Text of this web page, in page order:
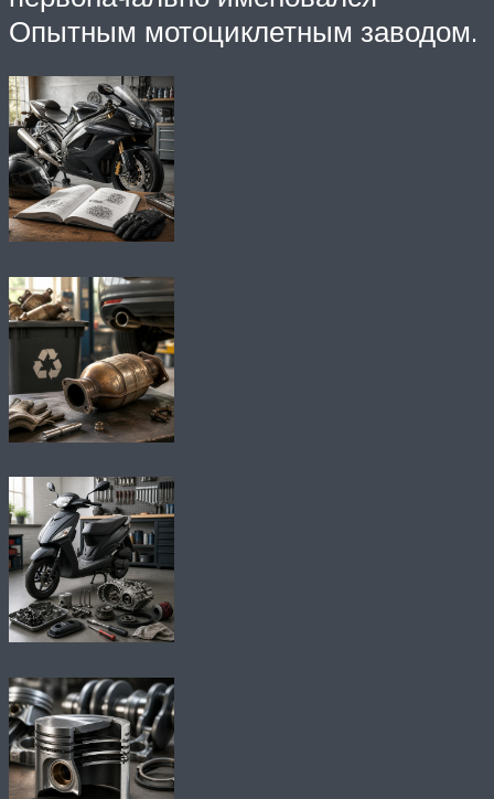
Опытным мотоциклетным заводом.